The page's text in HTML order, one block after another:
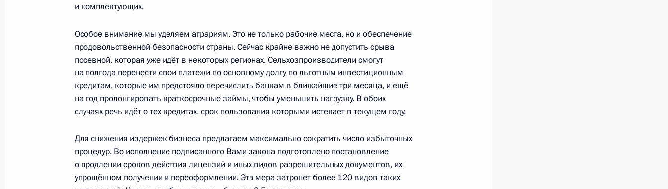
Заседание Государственного совета
26 декабря 2019 года, 15:50
Встреча с главой Минсельхоза России Дмитрием Патрушевым
Совещание с членами Правительства
и комплектующих.
Особое внимание мы уделяем аграриям. Это не только рабочие места, но и обеспечение
продовольственной безопасности страны. Сейчас крайне важно не допустить срыва
посевной, которая уже идёт в некоторых регионах. Сельхозпроизводители смогут
на полгода перенести свои платежи по основному долгу по льготным инвестиционным
кредитам, которые им предстояло перечислить банкам в ближайшие три месяца, и ещё
на год пролонгировать краткосрочные займы, чтобы уменьшить нагрузку. В обоих
случаях речь идёт о тех кредитах, срок пользования которыми истекает в текущем году.
Для снижения издержек бизнеса предлагаем максимально сократить число избыточных
процедур. Во исполнение подписанного Вами закона подготовлено постановление
о продлении сроков действия лицензий и иных видов разрешительных документов, их
упрощённом получении и переоформлении. Эта мера затронет более 120 видов таких